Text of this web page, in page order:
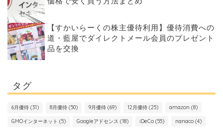
【すかいらーくの株主優待利用】優待消費への
道・藍屋でダイレクトメール会員のプレゼント
品を交換
タグ
6月優待 (31) 8月優待 (50) 9月優待 (69) 12月優待 (25) amazon (8)
GMOインターネット (5) Googleアドセンス (18) iDeCo (55) nanaco (4)